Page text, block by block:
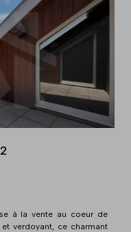
à la vente au coeur de
verdoyant, ce charmant